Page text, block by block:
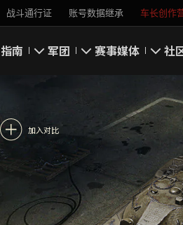
战斗通行证 账号数据继承 车长创作
指南
高级用户
完整指南
经济系统
军团
领土战
军团评级
军团页面
赛事媒体
游戏壁纸
游戏音乐
你好，吾久
社
我
搜
官
加入对比